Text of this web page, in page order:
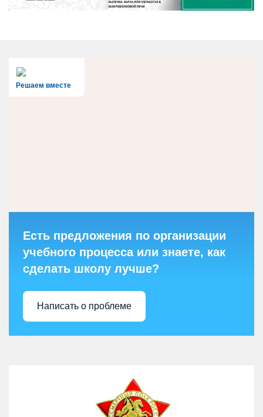
Решаем вместе
Есть предложения по организации
учебного процесса или знаете, как
сделать школу лучше?
Написать о проблеме